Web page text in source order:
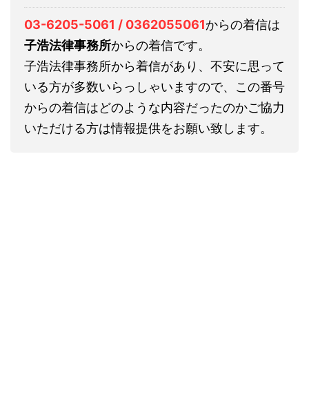
03-6205-5061 / 0362055061からの着信は
子浩法律事務所からの着信です。
子浩法律事務所から着信があり、不安に思って
いる方が多数いらっしゃいますので、この番号
からの着信はどのような内容だったのかご協力
いただける方は情報提供をお願い致します。